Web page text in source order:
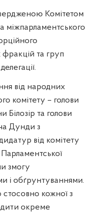
Комітетом
міжпарламентського
та груп
від народних
комітету – голови
Білозір та голови
Дунди з
від комітету
Парламентської
змогу
і обґрунтуваннями.
кожної з
окреме